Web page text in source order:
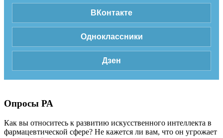
ВКонтакте
Одноклассники
Дзен
Опросы РА
Как вы относитесь к развитию искусственного интеллекта в
фармацевтической сфере? Не кажется ли вам, что он угрожает